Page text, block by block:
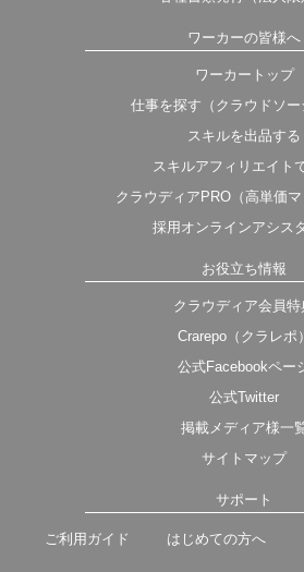
ワーカーの皆様へ
ワーカートップ
仕事を探す（クラウドソー
スキルを出品する
スキルアフィリエイト
クラウディアPRO（高単価マ
採用オンラインアシス
お役立ち情報
クラウディア会員特
Crarepo（クラレポ）
公式Facebookペー
公式Twitter
掲載メディア様一
サイトマップ
サポート
ご利用ガイド はじめての方へ